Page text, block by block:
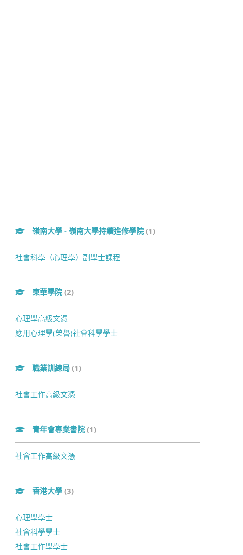
嶺南大學 - 嶺南大學持續進修學院(1)
社會科學（心理學）副學士課程
東華學院(2)
心理學高級文憑
應用心理學(榮譽)社會科學學士
職業訓練局(1)
社會工作高級文憑
青年會專業書院(1)
社會工作高級文憑
香港大學(3)
心理學學士
社會科學學士
社會工作學學士